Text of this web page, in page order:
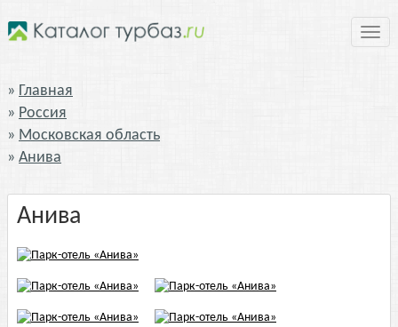
Главная
Россия
Московская область
Анива
Анива